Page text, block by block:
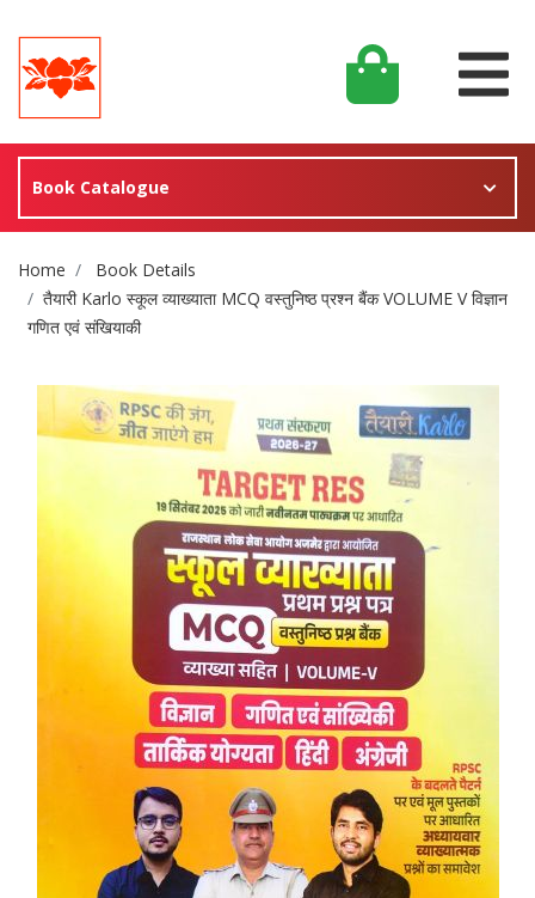
Book Catalogue
Site Breadcrumb
Home
Book Details
तैयारी Karlo स्कूल व्याख्याता MCQ वस्तुनिष्ठ प्रश्न बैंक VOLUME V विज्ञान
गणित एवं संखियाकी